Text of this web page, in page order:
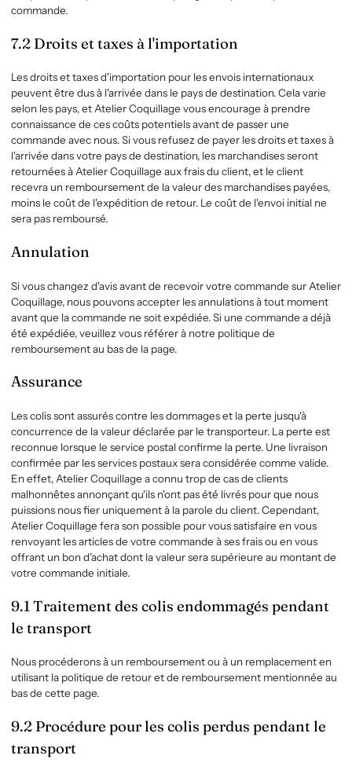
commande.
7.2 Droits et taxes à l'importation
Les droits et taxes d'importation pour les envois internationaux
peuvent être dus à l'arrivée dans le pays de destination. Cela varie
selon les pays, etAtelier Coquillage vous encourage à prendre
connaissance de ces coûts potentiels avant de passer une
commande avec nous. Si vous refusez de payer les droits et taxes à
l'arrivée dans votre pays de destination, les marchandises seront
retournées àAtelier Coquillage aux frais du client, et le client
recevra un remboursement de la valeur des marchandises payées,
moins le coût de l'expédition de retour. Le coût de l'envoi initial ne
sera pas remboursé.
Annulation
Si vous changez d'avis avant de recevoir votre commande surAtelier
Coquillage, nous pouvons accepter les annulations à tout moment
avant que la commande ne soit expédiée. Si une commande a déjà
été expédiée, veuillez vous référer à notre politique de
remboursement au bas de la page.
Assurance
Les colis sont assurés contre les dommages et la perte jusqu'à
concurrence de la valeur déclarée par le transporteur. La perte est
reconnue lorsque le service postal confirme la perte. Une livraison
confirmée par les services postaux sera considérée comme valide.
En effet,Atelier Coquillage a connu trop de cas de clients
malhonnêtes annonçant qu'ils n'ont pas été livrés pour que nous
puissions nous fier uniquement à la parole du client. Cependant,
Atelier Coquillage fera son possible pour vous satisfaire en vous
renvoyant les articles de votre commande à ses frais ou en vous
offrant un bon d'achat dont la valeur sera supérieure au montant de
votre commande initiale.
9.1 Traitement des colis endommagés pendant
le transport
Nous procéderons à un remboursement ou à un remplacement en
utilisant la politique de retour et de remboursement mentionnée au
bas de cette page.
9.2 Procédure pour les colis perdus pendant le
transport